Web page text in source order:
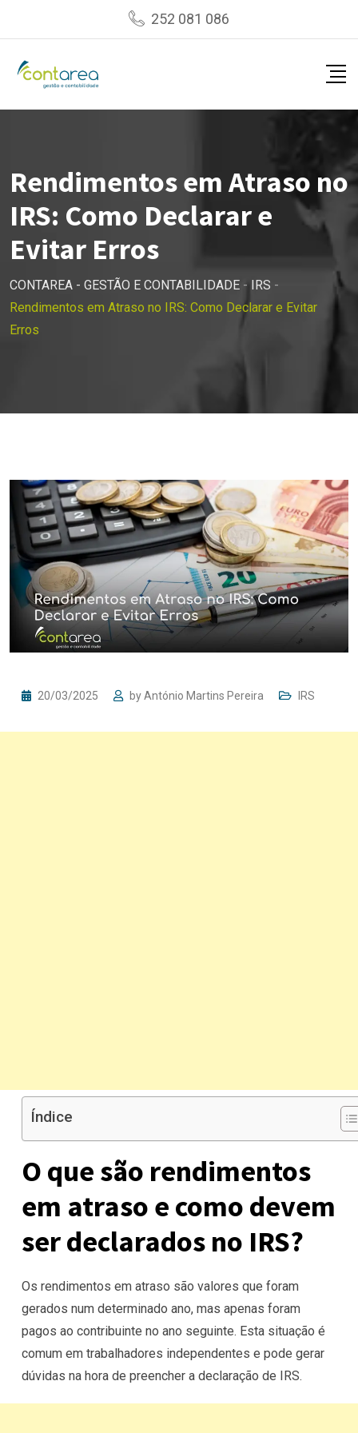
252 081 086
Rendimentos em Atraso no
IRS: Como Declarar e
Evitar Erros
CONTAREA - GESTÃO E CONTABILIDADE - IRS -
Rendimentos em Atraso no IRS: Como Declarar e Evitar
Erros
20/03/2025 byAntónio Martins Pereira IRS
Índice
O que são rendimentos
em atraso e como devem
ser declarados no IRS?
Os rendimentos em atraso são valores que foram
gerados num determinado ano, mas apenas foram
pagos ao contribuinte no ano seguinte. Esta situação é
comum em trabalhadores independentes e pode gerar
dúvidas na hora de preencher a declaração de IRS.